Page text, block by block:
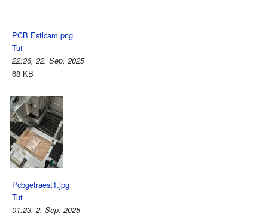
PCB Estlcam.png
Tut
22:26, 22. Sep. 2025
68 KB
Pcbgefraest1.jpg
Tut
01:23, 2. Sep. 2025